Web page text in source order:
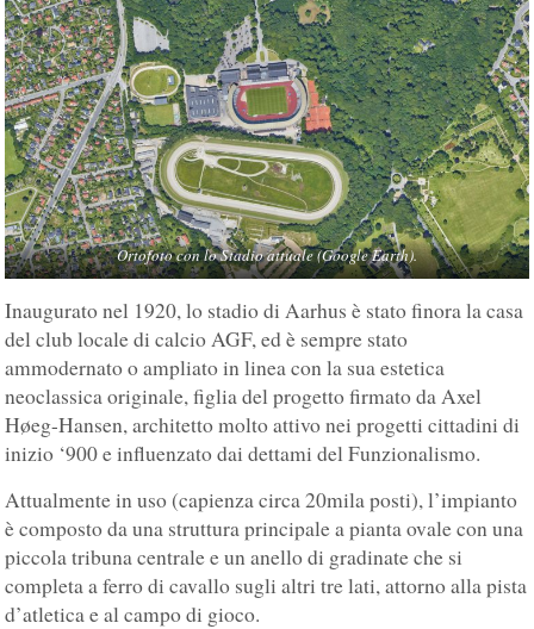
Ortofoto con lo Stadio attuale (Google Earth).
Inaugurato nel 1920, lo stadio di Aarhus è stato finora la casa
del club locale di calcio AGF, ed è sempre stato
ammodernato o ampliato in linea con la sua estetica
neoclassica originale, figlia del progetto firmato da Axel
Høeg-Hansen, architetto molto attivo nei progetti cittadini di
inizio ‘900 e influenzato dai dettami del Funzionalismo.
Attualmente in uso (capienza circa 20mila posti), l’impianto
è composto da una struttura principale a pianta ovale con una
piccola tribuna centrale e un anello di gradinate che si
completa a ferro di cavallo sugli altri tre lati, attorno alla pista
d’atletica e al campo di gioco.